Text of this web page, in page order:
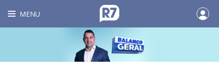
MENU